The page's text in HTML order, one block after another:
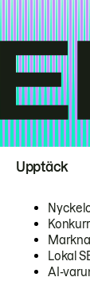
Upptäck
Lokal
AI-